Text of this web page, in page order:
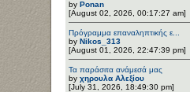
by Ponan
[August 02, 2026, 00:17:27 am]
Πρόγραμμα επαναληπτικής ε...
by Nikos_313
[August 01, 2026, 22:47:39 pm]
Τα παράσιτα ανάμεσά μας
by χηρουλα Αλεξίου
[July 31, 2026, 18:49:30 pm]